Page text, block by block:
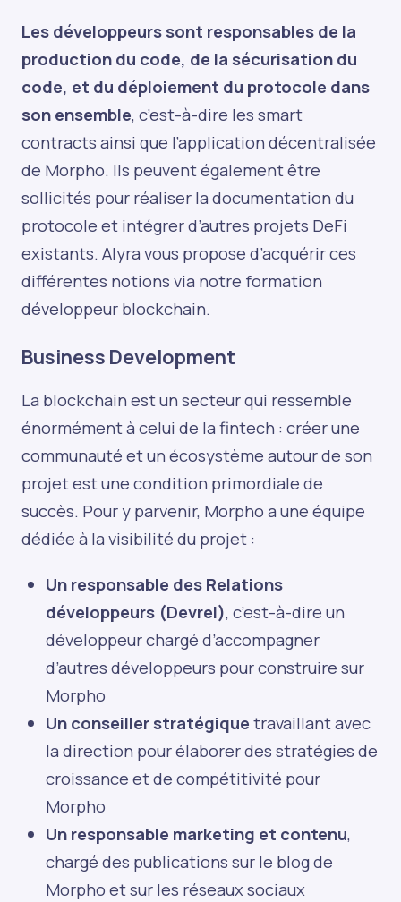
Les développeurs sont responsables de la
production du code, de la sécurisation du
code, et du déploiement du protocole dans
son ensemble, c’est-à-dire les smart
contracts ainsi que l’application décentralisée
de Morpho. Ils peuvent également être
sollicités pour réaliser la documentation du
protocole et intégrer d’autres projets DeFi
existants. Alyra vous propose d’acquérir ces
différentes notions via notre formation
développeur blockchain.
Business Development
La blockchain est un secteur qui ressemble
énormément à celui de la fintech : créer une
communauté et un écosystème autour de son
projet est une condition primordiale de
succès. Pour y parvenir, Morpho a une équipe
dédiée à la visibilité du projet :
Un responsable des Relations
développeurs (Devrel), c’est-à-dire un
développeur chargé d’accompagner
d’autres développeurs pour construire sur
Morpho
Un conseiller stratégiquetravaillant avec
la direction pour élaborer des stratégies de
croissance et de compétitivité pour
Morpho
Un responsable marketing et contenu,
chargé des publications sur le blog de
Morpho et sur les réseaux sociaux